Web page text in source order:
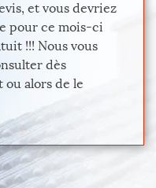
et vous devriez
pour ce mois-ci
!!! Nous vous
dès
alors de le